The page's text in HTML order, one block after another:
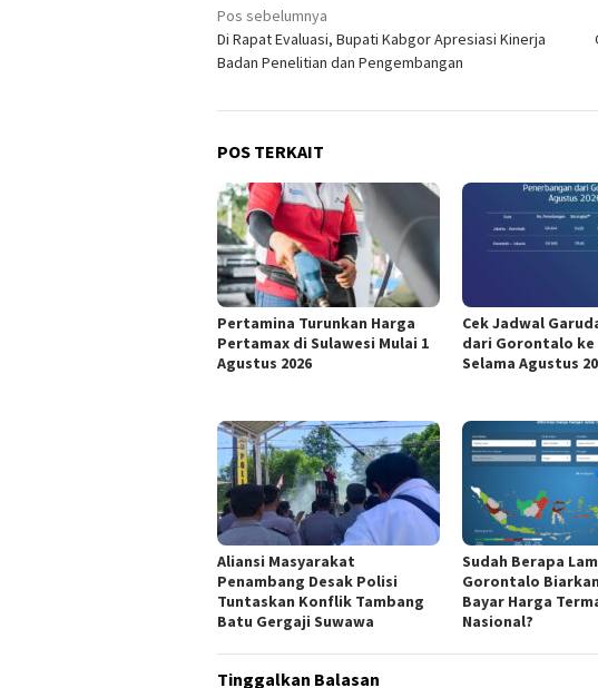
Navigasi
pos
Pos sebelumnya
Di Rapat Evaluasi, Bupati Kabgor Apresiasi Kinerja
Badan Penelitian dan Pengembangan
POS TERKAIT
Pertamina Turunkan Harga
Pertamax di Sulawesi Mulai 1
Agustus 2026
Cek Jadwal
dari Gorontalo
Selama Agustus
Aliansi Masyarakat
Penambang Desak Polisi
Tuntaskan Konflik Tambang
Batu Gergaji Suwawa
Sudah Berapa
Gorontalo
Bayar Harga
Nasional?
Tinggalkan Balasan